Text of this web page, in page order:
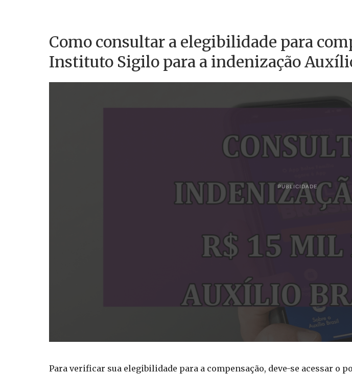
Como consultar a elegibilidade para
Instituto Sigilo para a indenização
PUBLICIDADE
Para verificar sua elegibilidade para a compensação, deve-se acessar o